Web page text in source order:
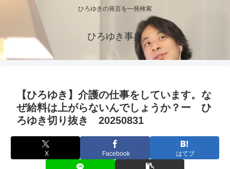
ひろゆきの発言を一発検索
ひろゆき事典
【ひろゆき】介護の仕事をしています。な
ぜ給料は上がらないんでしょうか？ー ひ
ろゆき切り抜き 20250831
X Facebook はてブ